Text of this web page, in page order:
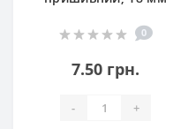
0
7.50 грн.
- +